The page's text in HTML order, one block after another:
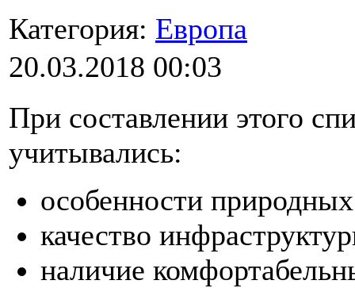
Категория: Европа
20.03.2018 00:03
При составлении этого
учитывались:
особенности
качество
наличие